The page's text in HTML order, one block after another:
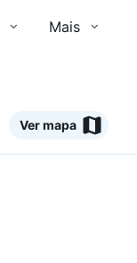
Mais
Ver mapa